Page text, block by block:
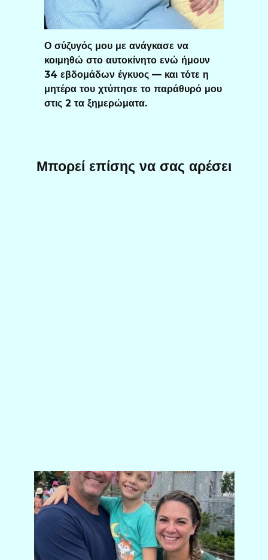
Ο σύζυγός μου με ανάγκασε να
κοιμηθώ στο αυτοκίνητο ενώ ήμουν
34 εβδομάδων έγκυος — και τότε η
μητέρα του χτύπησε το παράθυρό μου
στις 2 τα ξημερώματα.
Μπορεί επίσης να σας αρέσει